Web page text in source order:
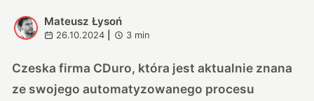
M
Mateusz Łysoń
26.10.2024 3 min
Czeska firma CDuro, która jest aktualnie znana
ze swojego automatyzowanego procesu